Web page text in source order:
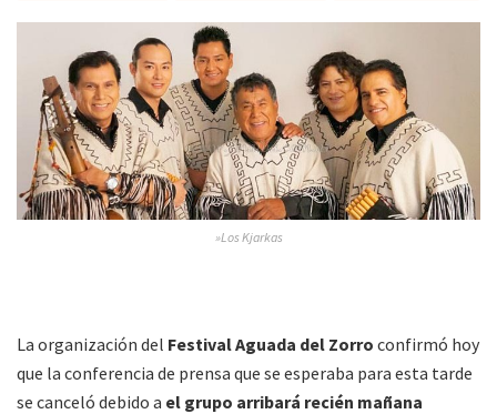
»Los Kjarkas
La organización del Festival Aguada del Zorro confirmó hoy
que la conferencia de prensa que se esperaba para esta tarde
se canceló debido a el grupo arribará recién mañana